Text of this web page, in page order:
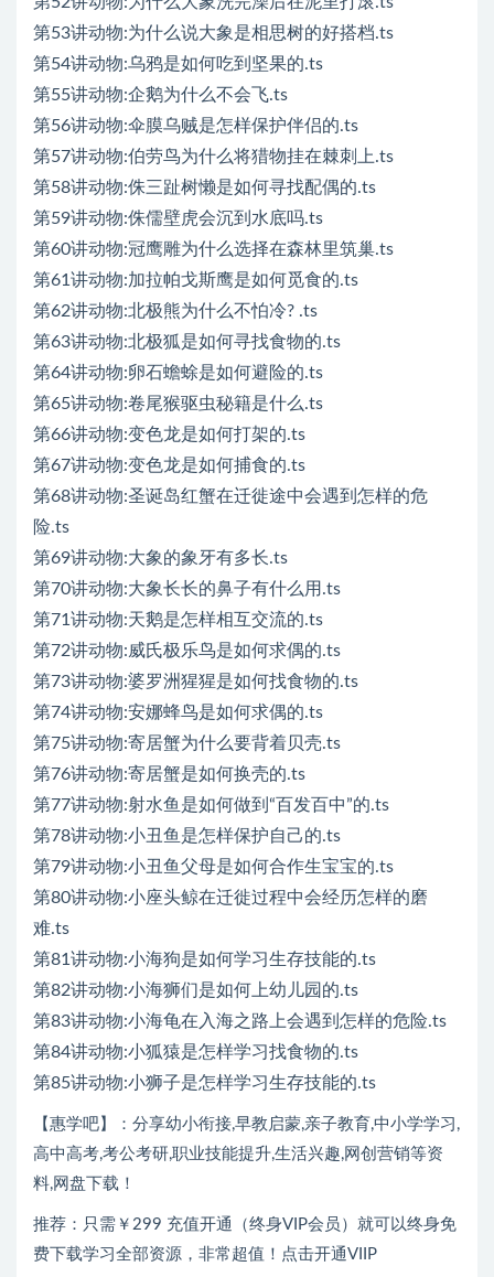
第53讲动物:为什么说大象是相思树的好搭档.ts
第54讲动物:乌鸦是如何吃到坚果的.ts
第55讲动物:企鹅为什么不会飞.ts
第56讲动物:伞膜乌贼是怎样保护伴侣的.ts
第57讲动物:伯劳鸟为什么将猎物挂在棘刺上.ts
第58讲动物:侏三趾树懒是如何寻找配偶的.ts
第59讲动物:侏儒壁虎会沉到水底吗.ts
第60讲动物:冠鹰雕为什么选择在森林里筑巢.ts
第61讲动物:加拉帕戈斯鹰是如何觅食的.ts
第62讲动物:北极熊为什么不怕冷? .ts
第63讲动物:北极狐是如何寻找食物的.ts
第64讲动物:卵石蟾蜍是如何避险的.ts
第65讲动物:卷尾猴驱虫秘籍是什么.ts
第66讲动物:变色龙是如何打架的.ts
第67讲动物:变色龙是如何捕食的.ts
第68讲动物:圣诞岛红蟹在迁徙途中会遇到怎样的危
险.ts
第69讲动物:大象的象牙有多长.ts
第70讲动物:大象长长的鼻子有什么用.ts
第71讲动物:天鹅是怎样相互交流的.ts
第72讲动物:威氏极乐鸟是如何求偶的.ts
第73讲动物:婆罗洲猩猩是如何找食物的.ts
第74讲动物:安娜蜂鸟是如何求偶的.ts
第75讲动物:寄居蟹为什么要背着贝壳.ts
第76讲动物:寄居蟹是如何换壳的.ts
第77讲动物:射水鱼是如何做到“百发百中”的.ts
第78讲动物:小丑鱼是怎样保护自己的.ts
第79讲动物:小丑鱼父母是如何合作生宝宝的.ts
第80讲动物:小座头鲸在迁徙过程中会经历怎样的磨
难.ts
第81讲动物:小海狗是如何学习生存技能的.ts
第82讲动物:小海狮们是如何上幼儿园的.ts
第83讲动物:小海龟在入海之路上会遇到怎样的危险.ts
第84讲动物:小狐猿是怎样学习找食物的.ts
第85讲动物:小狮子是怎样学习生存技能的.ts
【惠学吧】：分享幼小衔接,早教启蒙,亲子教育,中小学学习,
高中高考,考公考研,职业技能提升,生活兴趣,网创营销等资
料,网盘下载！
推荐：只需￥299 充值开通（终身VIP会员）就可以终身免
费下载学习全部资源，非常超值！点击开通VIIP